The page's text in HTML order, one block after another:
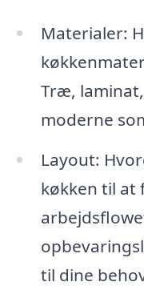
Materialer:
Træ,
moderne
Layout:
køkken til at
til dine